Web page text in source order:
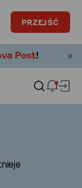
PRZEJŚĆ